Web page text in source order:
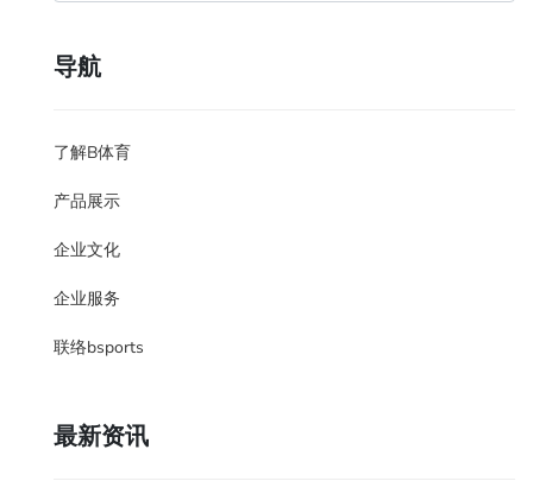
导航
了解B体育
产品展示
企业文化
企业服务
联络bsports
最新资讯